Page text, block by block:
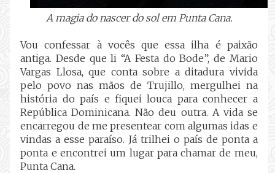
A magia do nascer do sol em Punta Cana.
Vou confessar à vocês que essa ilha é paixão
antiga. Desde que li “A Festa do Bode”, de Mario
Vargas Llosa, que conta sobre a ditadura vivida
pelo povo nas mãos de Trujillo, mergulhei na
história do país e fiquei louca para conhecer a
República Dominicana. Não deu outra. A vida se
encarregou de me presentear com algumas idas e
vindas a esse paraíso. Já trilhei o país de ponta a
ponta e encontrei um lugar para chamar de meu,
Punta Cana.